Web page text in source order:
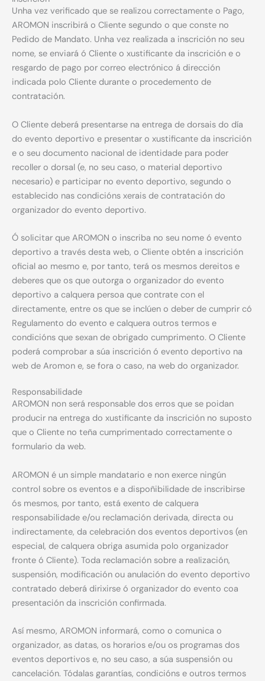
Unha vez verificado que se realizou correctamente o Pago,
AROMON inscribirá o Cliente segundo o que conste no
Pedido de Mandato. Unha vez realizada a inscrición no seu
nome, se enviará ó Cliente o xustificante da inscrición e o
resgardo de pago por correo electrónico á dirección
indicada polo Cliente durante o procedemento de
contratación.
O Cliente deberá presentarse na entrega de dorsais do día
do evento deportivo e presentar o xustificante da inscrición
e o seu documento nacional de identidade para poder
recoller o dorsal (e, no seu caso, o material deportivo
necesario) e participar no evento deportivo, segundo o
establecido nas condicións xerais de contratación do
organizador do evento deportivo.
Ó solicitar que AROMON o inscriba no seu nome ó evento
deportivo a través desta web, o Cliente obtén a inscrición
oficial ao mesmo e, por tanto, terá os mesmos dereitos e
deberes que os que outorga o organizador do evento
deportivo a calquera persoa que contrate con el
directamente, entre os que se inclúen o deber de cumprir có
Regulamento do evento e calquera outros termos e
condicións que sexan de obrigado cumprimento. O Cliente
poderá comprobar a súa inscrición ó evento deportivo na
web de Aromon e, se fora o caso, na web do organizador.
Responsabilidade
AROMON non será responsable dos erros que se poidan
producir na entrega do xustificante da inscrición no suposto
que o Cliente no teña cumprimentado correctamente o
formulario da web.
AROMON é un simple mandatario e non exerce ningún
control sobre os eventos e a dispoñibilidade de inscribirse
ós mesmos, por tanto, está exento de calquera
responsabilidade e/ou reclamación derivada, directa ou
indirectamente, da celebración dos eventos deportivos (en
especial, de calquera obriga asumida polo organizador
fronte ó Cliente). Toda reclamación sobre a realización,
suspensión, modificación ou anulación do evento deportivo
contratado deberá dirixirse ó organizador do evento coa
presentación da inscrición confirmada.
Así mesmo, AROMON informará, como o comunica o
organizador, as datas, os horarios e/ou os programas dos
eventos deportivos e, no seu caso, a súa suspensión ou
cancelación. Tódalas garantías, condicións e outros termos